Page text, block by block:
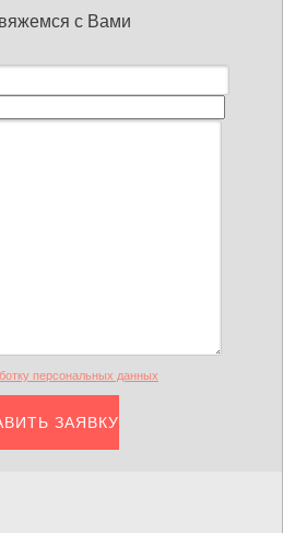
с Вами
персональных данных